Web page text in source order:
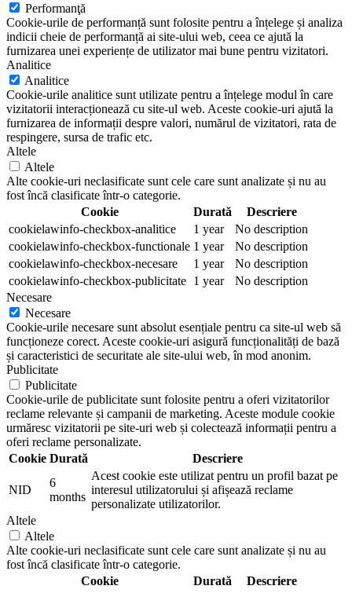
Performanţă
Cookie-urile de performanță sunt folosite pentru a înțelege și analiza
indicii cheie de performanță ai site-ului web, ceea ce ajută la
furnizarea unei experiențe de utilizator mai bune pentru vizitatori.
Analitice
Analitice
Cookie-urile analitice sunt utilizate pentru a înțelege modul în care
vizitatorii interacționează cu site-ul web. Aceste cookie-uri ajută la
furnizarea de informații despre valori, numărul de vizitatori, rata de
respingere, sursa de trafic etc.
Altele
Altele
Alte cookie-uri neclasificate sunt cele care sunt analizate și nu au
fost încă clasificate într-o categorie.
Cookie
Durată
Descriere
cookielawinfo-checkbox-analitice
1 year
No description
cookielawinfo-checkbox-functionale 1 year
No description
cookielawinfo-checkbox-necesare
1 year
No description
cookielawinfo-checkbox-publicitate 1 year
No description
Necesare
Necesare
Cookie-urile necesare sunt absolut esențiale pentru ca site-ul web să
funcționeze corect. Aceste cookie-uri asigură funcționalități de bază
și caracteristici de securitate ale site-ului web, în mod anonim.
Publicitate
Publicitate
Cookie-urile de publicitate sunt folosite pentru a oferi vizitatorilor
reclame relevante și campanii de marketing. Aceste module cookie
urmăresc vizitatorii pe site-uri web și colectează informații pentru a
oferi reclame personalizate.
Cookie Durată Descriere
NID
6
months
Acest cookie este utilizat pentru un profil bazat pe
interesul utilizatorului și afișează reclame
personalizate utilizatorilor.
Altele
Altele
Alte cookie-uri neclasificate sunt cele care sunt analizate și nu au
fost încă clasificate într-o categorie.
Cookie
Durată
Descriere